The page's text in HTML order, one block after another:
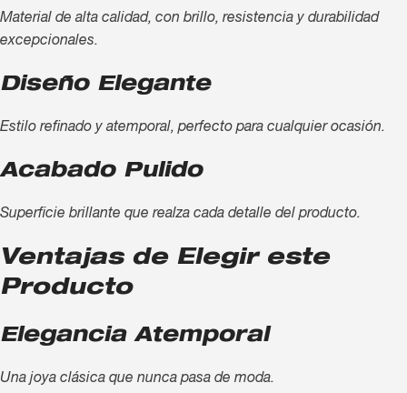
Material de alta calidad, con brillo, resistencia y durabilidad
excepcionales.
Diseño Elegante
Estilo refinado y atemporal, perfecto para cualquier ocasión.
Acabado Pulido
Superficie brillante que realza cada detalle del producto.
Ventajas de Elegir este
Producto
Elegancia Atemporal
Una joya clásica que nunca pasa de moda.